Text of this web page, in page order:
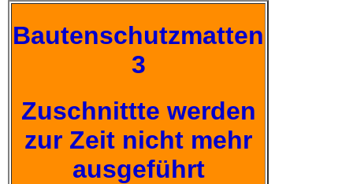
Bautenschutzmatten
3
Zuschnittte werden
zur Zeit nicht mehr
ausgeführt